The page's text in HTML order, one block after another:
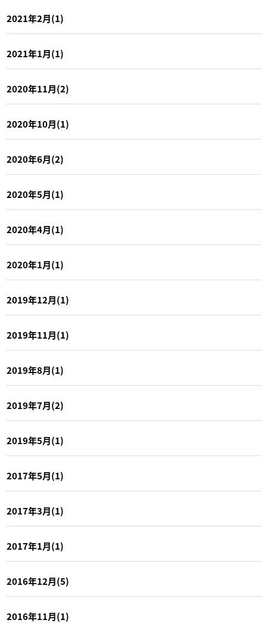
2021年2月(1)
2021年1月(1)
2020年11月(2)
2020年10月(1)
2020年6月(2)
2020年5月(1)
2020年4月(1)
2020年1月(1)
2019年12月(1)
2019年11月(1)
2019年8月(1)
2019年7月(2)
2019年5月(1)
2017年5月(1)
2017年3月(1)
2017年1月(1)
2016年12月(5)
2016年11月(1)